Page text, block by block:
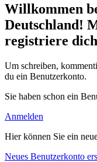
Willkommen
Deutschland!
registriere
Um schreiben,
du ein Benutzerkonto.
Sie haben schon ein
Anmelden
Hier können Sie ein
Neues Benutzerkonto